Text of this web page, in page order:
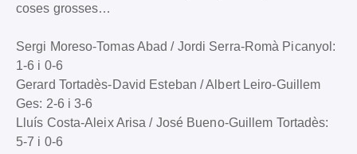
coses grosses…
Sergi Moreso-Tomas Abad / Jordi Serra-Romà Picanyol:
1-6 i 0-6
Gerard Tortadès-David Esteban / Albert Leiro-Guillem
Ges: 2-6 i 3-6
Lluís Costa-Aleix Arisa / José Bueno-Guillem Tortadès:
5-7 i 0-6